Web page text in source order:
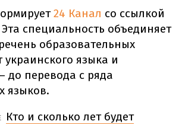
24 Канал со ссылкой
Эта специальность объединяет
образовательных
украинского языка и
до перевода с ряда
языков.
Кто и сколько лет будет